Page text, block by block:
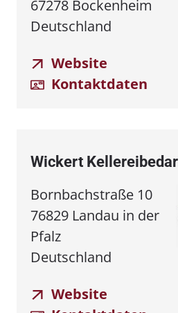
67278 Bockenheim
Deutschland
Website
Kontaktdaten
Wickert
Bornbachstraße 10
76829 Landau in der
Pfalz
Deutschland
Website